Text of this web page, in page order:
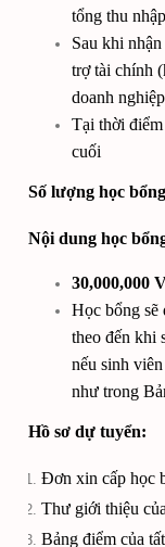
tổng thu
Sau khi
trợ tài chính
doanh
Tại thời
cuối
Số lượng học
Nội dung học
30,000,000
Học bổng sẽ
theo đến khi
nếu sinh
như trong
Hồ sơ dự tuyển:
Đơn xin cấp học
Thư giới thiệu
Bảng điểm của